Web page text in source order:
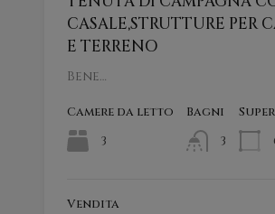
CASALE,STRUTTURE PER
E TERRENO
Bene…
Camere da letto
3
Bagni
3
Vendita